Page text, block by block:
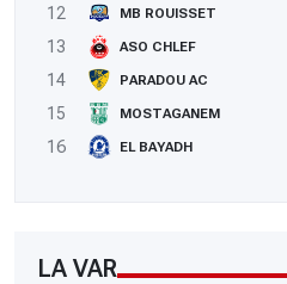
12
MB ROUISSET
13
ASO CHLEF
14
PARADOU AC
15
MOSTAGANEM
16
EL BAYADH
LA VAR